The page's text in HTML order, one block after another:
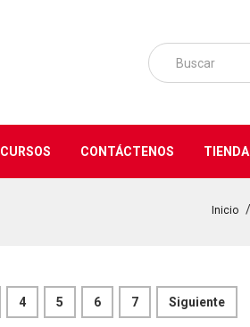
CURSOS CONTÁCTENOS TIENDA
Inicio
4 5 6 7 Siguiente